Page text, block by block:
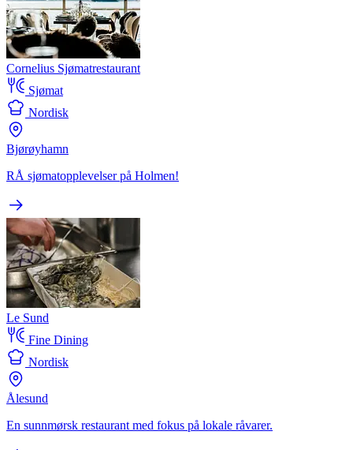
Cornelius Sjømatrestaurant
Sjømat
Nordisk
Bjørøyhamn
RÅ sjømatopplevelser på Holmen!
Le Sund
Fine Dining
Nordisk
Ålesund
En sunnmørsk restaurant med fokus på lokale råvarer.